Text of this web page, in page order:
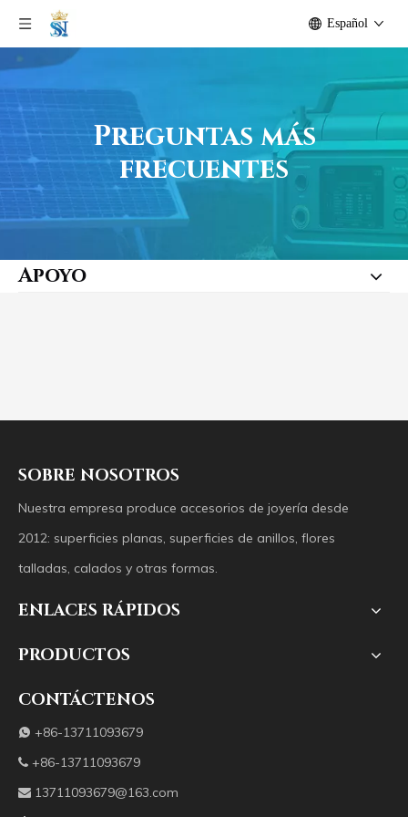
Español
Preguntas más
frecuentes
Apoyo
SOBRE NOSOTROS
Nuestra empresa produce accesorios de joyería desde
2012: superficies planas, superficies de anillos, flores
talladas, calados y otras formas.
ENLACES RÁPIDOS
PRODUCTOS
CONTÁCTENOS
 +86-13711093679
 +86-13711093679
 13711093679@163.com